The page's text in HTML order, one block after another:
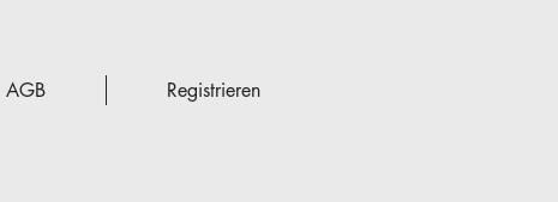
AGB Registrieren